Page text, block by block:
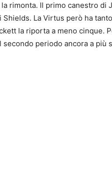
rimonta. Il primo canestro di
La Virtus però ha
la riporta a meno cinque.
periodo ancora a più